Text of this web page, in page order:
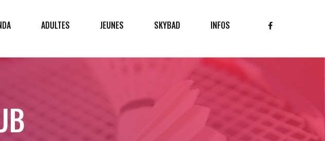
ADULTES JEUNES SKYBAD INFOS